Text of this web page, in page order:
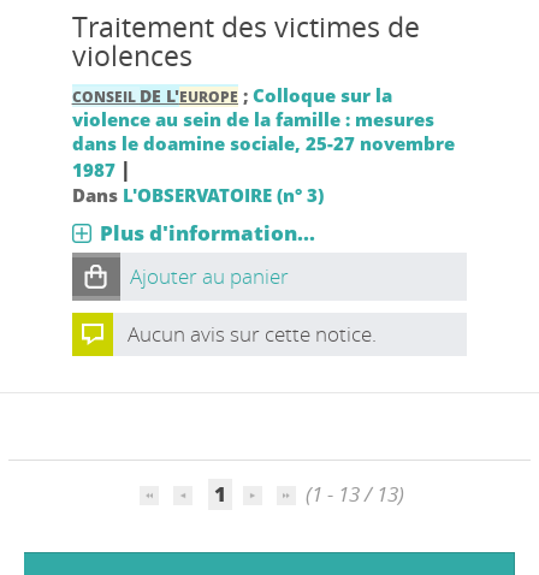
Traitement des victimes de
violences
CONSEIL DE L'EUROPE; Colloque sur la
violence au sein de la famille : mesures
dans le doamine sociale, 25-27 novembre
1987 |
Dans L'OBSERVATOIRE (n° 3)
Plus d'information...
Ajouter au panier
Aucun avis sur cette notice.
1 (1 - 13 / 13)